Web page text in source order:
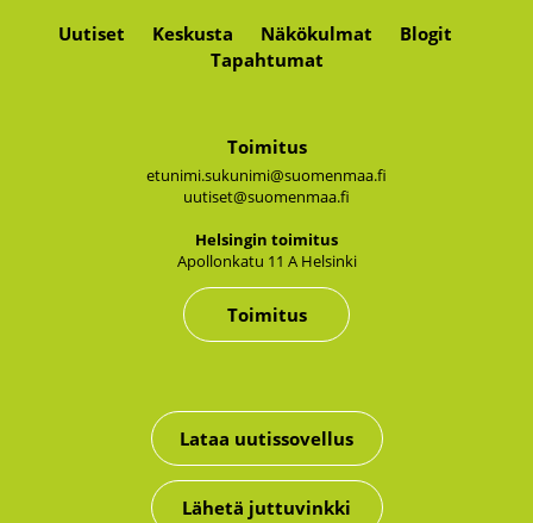
Uutiset Keskusta Näkökulmat
Blogit
Tapahtumat
Toimitus
etunimi.sukunimi@suomenmaa.fi
uutiset@suomenmaa.fi
Hel­sin­gin toi­mi­tus
Apol­lon­ka­tu 11 A Hel­sin­ki
Toimitus
Lataa uutissovellus
Lähetä juttuvinkki